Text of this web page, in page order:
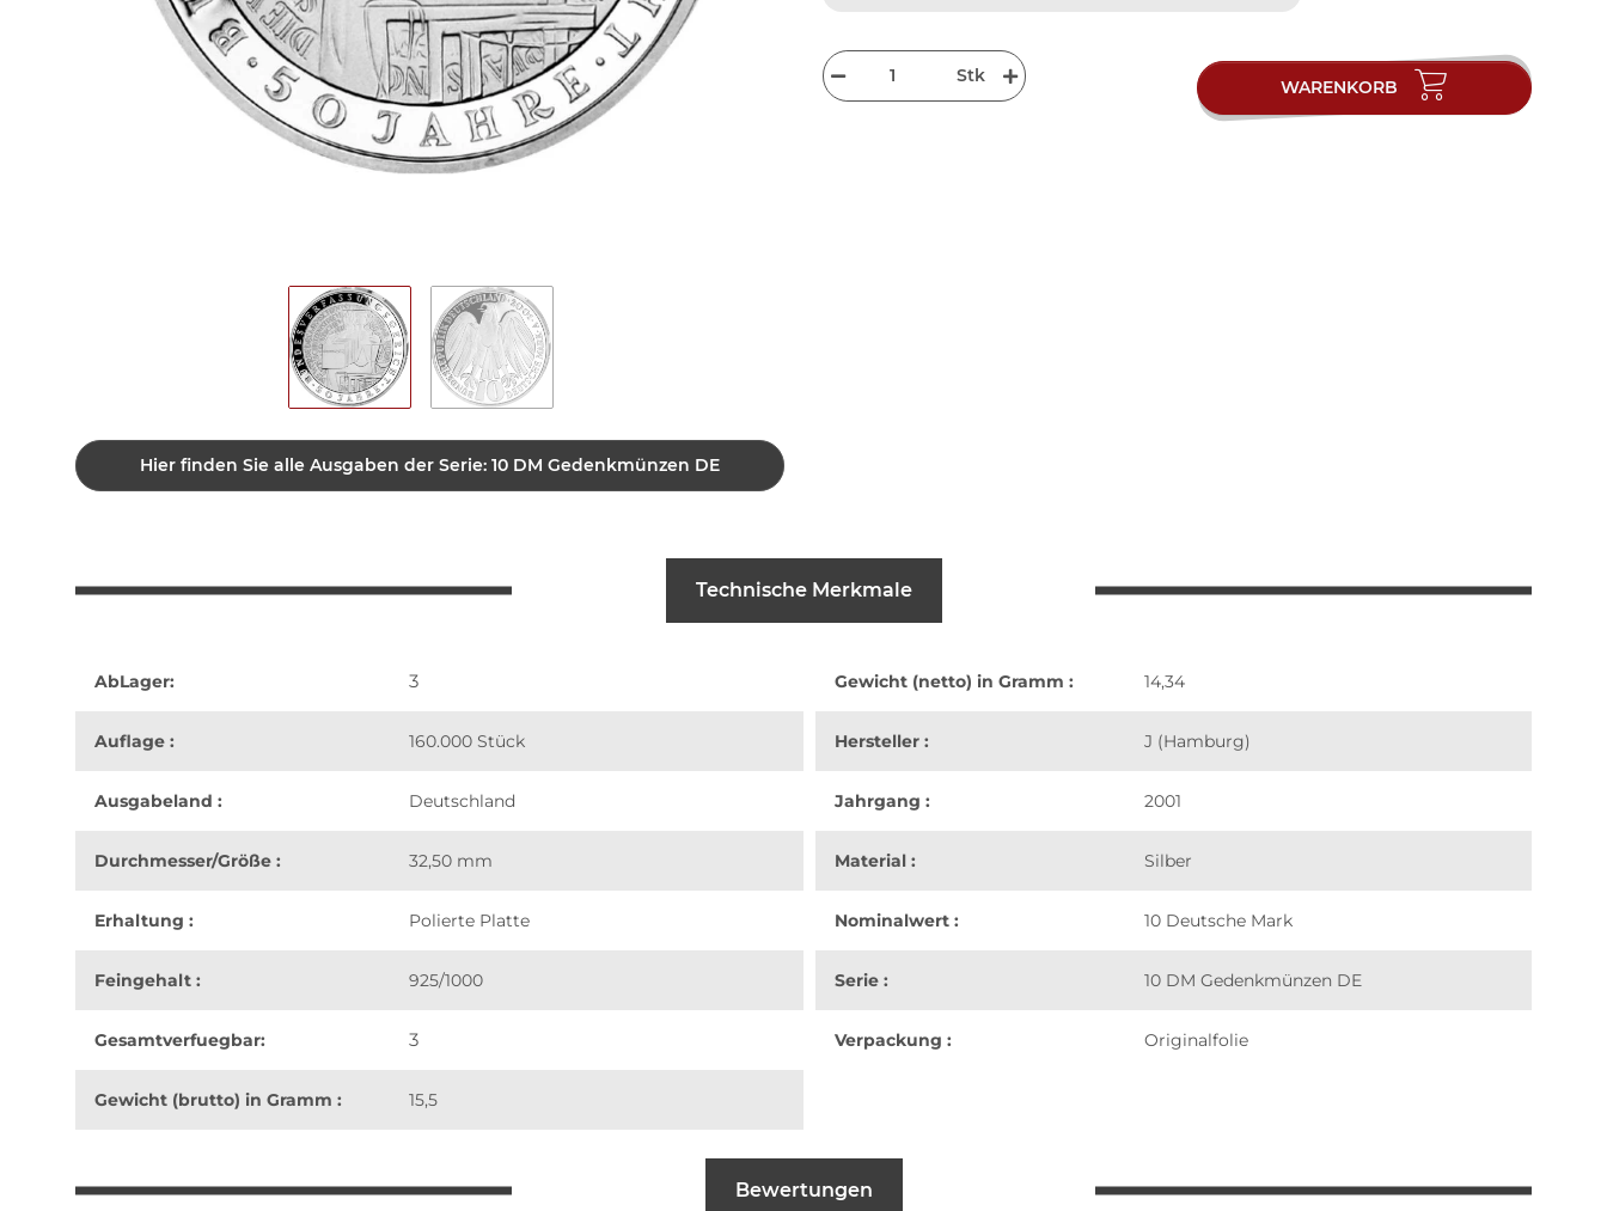
Hier finden Sie alle Ausgaben der Serie: 10 DM Gedenkmünzen DE
Stk
WARENKORB
Technische Merkmale
AbLager: 3
Auflage : 160.000 Stück
Ausgabeland : Deutschland
Durchmesser/Größe : 32,50 mm
Erhaltung : Polierte Platte
Feingehalt : 925/1000
Gesamtverfuegbar: 3
Gewicht (brutto) in Gramm : 15,5
Gewicht (netto) in Gramm : 14,34
Hersteller : J (Hamburg)
Jahrgang : 2001
Material : Silber
Nominalwert : 10 Deutsche Mark
Serie : 10 DM Gedenkmünzen DE
Verpackung : Originalfolie
Bewertungen